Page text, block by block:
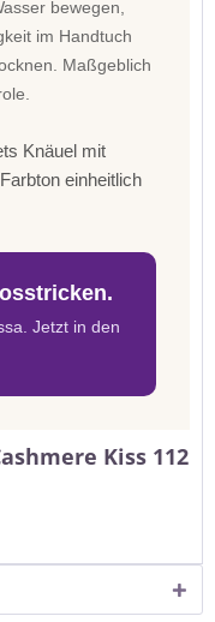
bewegen,
im Handtuch
Maßgeblich
Knäuel mit
einheitlich
Jetzt in den
Kiss 112